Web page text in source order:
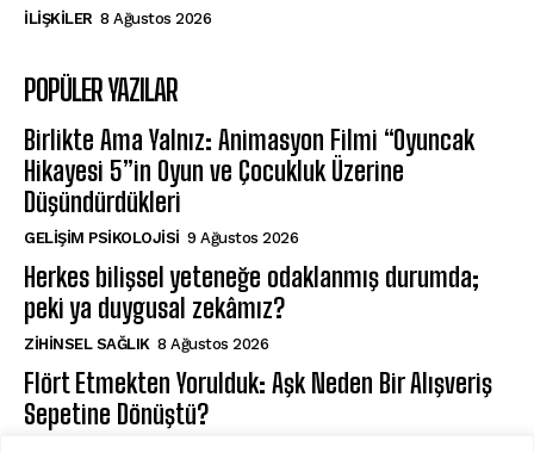
İLIŞKILER 8 Ağustos 2026
POPÜLER YAZILAR
Birlikte Ama Yalnız: Animasyon Filmi “Oyuncak
Hikayesi 5”in Oyun ve Çocukluk Üzerine
Düşündürdükleri
GELIŞIM PSIKOLOJISI 9 Ağustos 2026
Herkes bilişsel yeteneğe odaklanmış durumda;
peki ya duygusal zekâmız?
ZIHINSEL SAĞLIK 8 Ağustos 2026
Flört Etmekten Yorulduk: Aşk Neden Bir Alışveriş
Sepetine Dönüştü?